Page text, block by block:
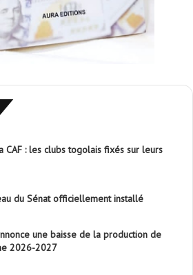
CAF : les clubs togolais fixés sur leurs
du Sénat officiellement installé
une baisse de la production de
2026-2027